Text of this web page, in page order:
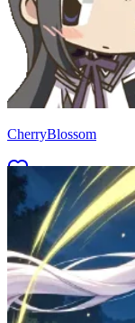
CherryBlossom